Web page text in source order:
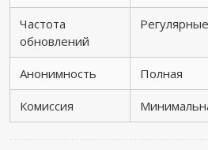
Частота
обновлений
Регулярные
Анонимность Полная
Комиссия